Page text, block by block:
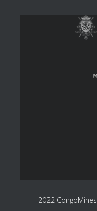
2022 CongoMines